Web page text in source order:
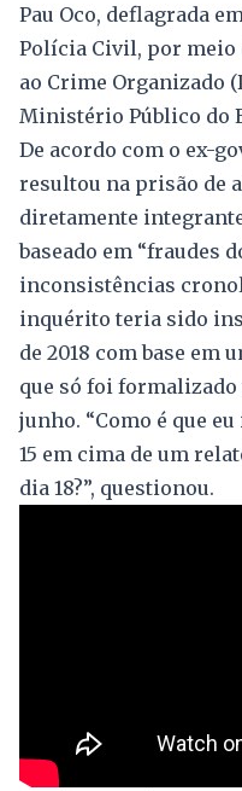
Pau Oco, deflagrada
Polícia Civil, por meio
ao Crime Organizado
Ministério Público do
De acordo com o ex-
resultou na prisão de
diretamente
baseado em “fraudes
inconsistências
inquérito teria sido
de 2018 com base
que só foi formalizado
junho. “Como é que
15 em cima de um
dia 18?”, questionou.